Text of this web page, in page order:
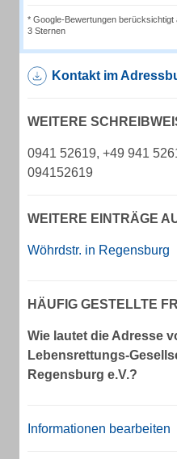
* Google-Bewertungen
3 Sternen
Kontakt im
WEITERE
0941 52619, +49 941
094152619
WEITERE EINTRÄGE
Wöhrdstr. in Regensburg
HÄUFIG GESTELLTE
Wie lautet die Adresse
Lebensrettungs-
Regensburg e.V.?
Informationen bearbeiten